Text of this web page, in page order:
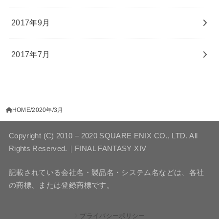
2017年9月
2017年7月
HOME 2020年 3月
Copyright (C) 2010 – 2020 SQUARE ENIX CO., LTD. All
Rights Reserved.｜FINAL FANTASY XIV
記載されている会社名・製品名・システム名などは、各社
の商標、または登録商標です。
プライバシーポリシー